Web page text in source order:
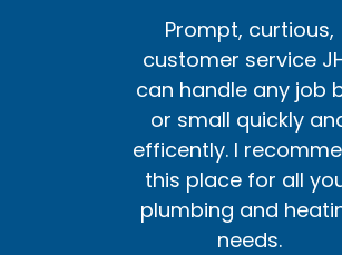
Prompt, curtious,
customer service
can handle any job
or small quickly
efficently. I
this place for all
plumbing and
needs.